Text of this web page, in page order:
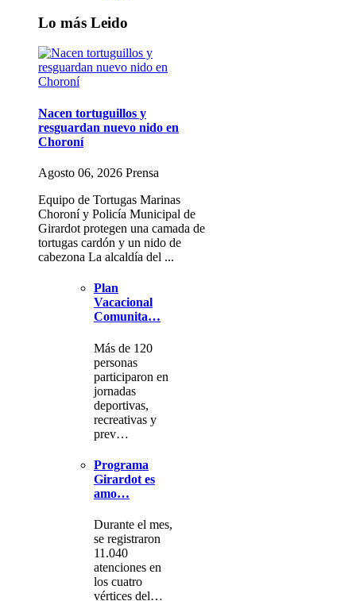
Lo más Leido
Nacen tortuguillos y
resguardan nuevo nido en
Choroní
Agosto 06, 2026 Prensa
Equipo de Tortugas Marinas
Choroní y Policía Municipal de
Girardot protegen una camada de
tortugas cardón y un nido de
cabezona La alcaldía del ...
Plan
Vacacional
Comunita…
Más de 120
personas
participaron en
jornadas
deportivas,
recreativas y
prev…
Programa
Girardot es
amo…
Durante el mes,
se registraron
11.040
atenciones en
los cuatro
vértices del…